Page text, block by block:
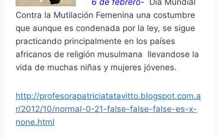
Contra la Mutilación Femenina una costumbre
que aunque es condenada por la ley, se sigue
practicando principalmente en los países
africanos de religión musulmana llevandose la
vida de muchas niñas y mujeres jóvenes.
http://profesorapatriciatatavitto.blogspot.com.a
r/2012/10/normal-0-21-false-false-false-es-x-
none.html